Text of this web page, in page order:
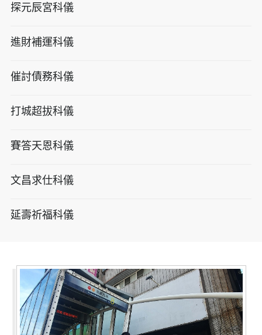
探元辰宮科儀
進財補運科儀
催討債務科儀
打城超拔科儀
賽答天恩科儀
文昌求仕科儀
延壽祈福科儀